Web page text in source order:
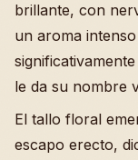
brillante, con
un aroma
le da su nombre
El tallo floral
escapo erecto,